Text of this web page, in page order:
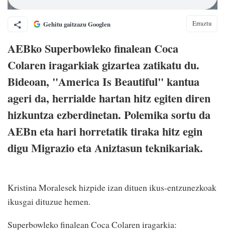
Gehitu gaitzazu Googlen Erraztu
AEBko Superbowleko finalean Coca
Colaren iragarkiak gizartea zatikatu du.
Bideoan, "America Is Beautiful" kantua
ageri da, herrialde hartan hitz egiten diren
hizkuntza ezberdinetan. Polemika sortu da
AEBn eta hari horretatik tiraka hitz egin
digu Migrazio eta Aniztasun teknikariak.
Kristina Moralesek hizpide izan dituen ikus-entzunezkoak
ikusgai dituzue hemen.
Superbowleko finalean Coca Colaren iragarkia: